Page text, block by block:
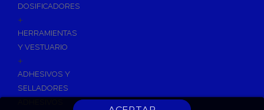
DOSIFICADORES
+
HERRAMIENTAS
Y VESTUARIO
+
ADHESIVOS Y
SELLADORES